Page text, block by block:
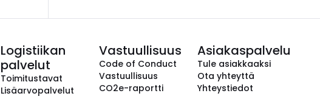
Logistiikan
palvelut
Toimitustavat
Lisäarvopalvelut
Vastuullisuus
Code of Conduct
Vastuullisuus
CO2e-raportti
Asiakaspalvelu
Tule asiakkaaksi
Ota yhteyttä
Yhteystiedot